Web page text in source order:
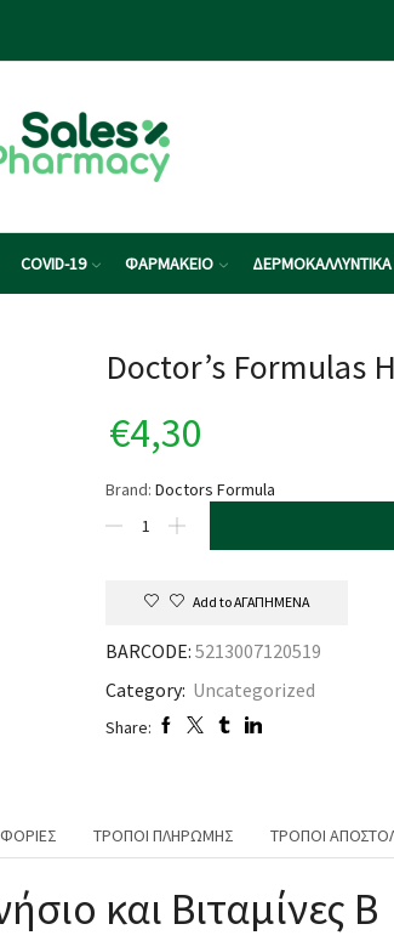
COVID-19 ΦΑΡΜΑΚΕΙΟ ΔΕΡΜΟΚΑΛΛΥΝΤΙΚΑ
Doctor’s Formulas
€4,30
Brand: Doctors Formula
Add to ΑΓΑΠΗΜΕΝΑ
BARCODE: 5213007120519
Category: Uncategorized
Share:
ΤΡΌΠΟΙ ΠΛΗΡΩΜΉΣ ΤΡΌΠΟΙ
και Βιταμίνες Β